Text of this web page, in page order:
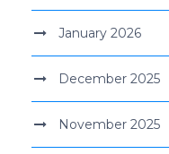
January 2026
December 2025
November 2025